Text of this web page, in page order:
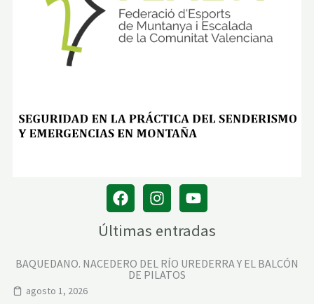
Últimas entradas
BAQUEDANO. NACEDERO DEL RÍO UREDERRA Y EL BALCÓN
DE PILATOS
agosto 1, 2026